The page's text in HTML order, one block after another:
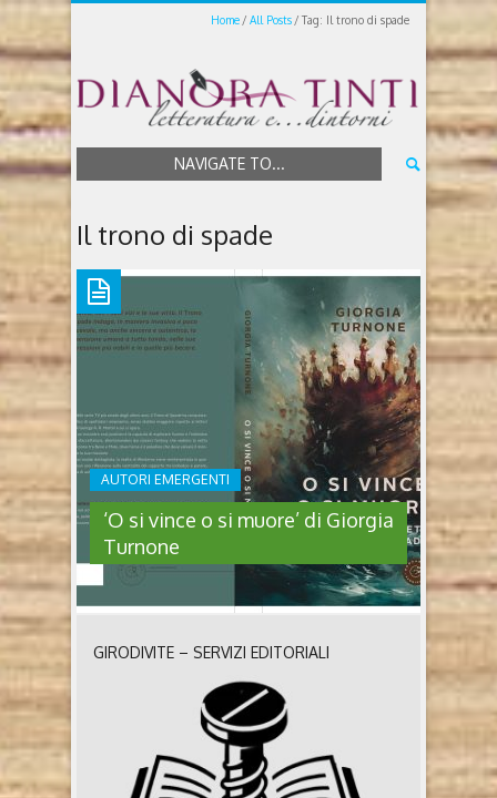
Home All Posts Tag: Il trono di spade
NAVIGATE TO...
Il trono di spade
AUTORI EMERGENTI
‘O si vince o si muore’ di Giorgia
Turnone
‘O SI VINCE O SI MUORE’ DI
GIORGIA TURNONE
O si vince o si muore. Lineamenti interpretativi del
Trono di Spade di Giorgia Turnone (Bookabook,
2024) Chi è Giorgia Turnone Giorgia Turnone è nata
a Taranto nel 1993. Nel 2019 ha conseguito la laurea
GIRODIVITE – SERVIZI EDITORIALI